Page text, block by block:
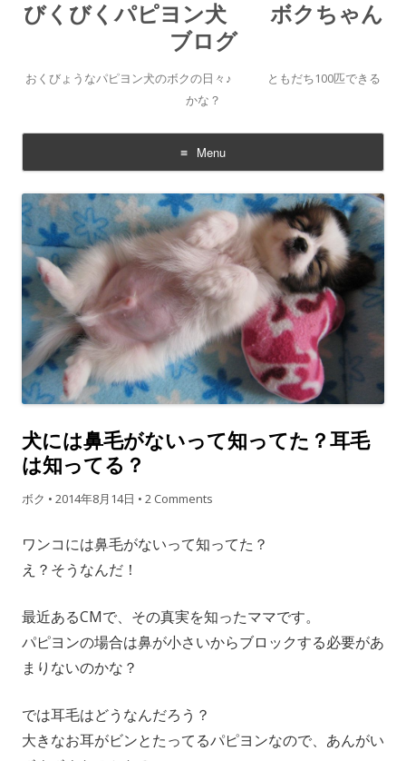
びくびくパピヨン犬 ボクちゃん
ブログ
おくびょうなパピヨン犬のボクの日々♪ ともだち100匹できる
かな？
Menu
Skip to content
犬には鼻毛がないって知ってた？耳毛
は知ってる？
ボク • 2014年8月14日 • 2 Comments
ワンコには鼻毛がないって知ってた？
え？そうなんだ！
最近あるCMで、その真実を知ったママです。
パピヨンの場合は鼻が小さいからブロックする必要があ
まりないのかな？
では耳毛はどうなんだろう？
大きなお耳がビンとたってるパピヨンなので、あんがい